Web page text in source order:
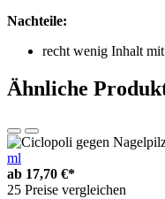
Nachteile:
recht wenig Inhalt
Ähnliche
ml
ab 17,70 €*
25 Preise vergleichen